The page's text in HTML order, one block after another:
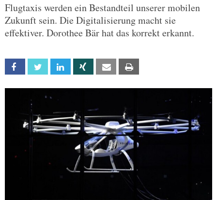
Flugtaxis werden ein Bestandteil unserer mobilen
Zukunft sein. Die Digitalisierung macht sie
effektiver. Dorothee Bär hat das korrekt erkannt.
Facebook Twitter Linkedin Xing Email